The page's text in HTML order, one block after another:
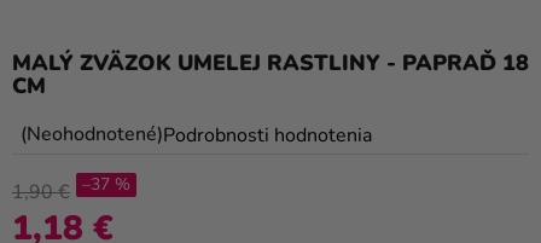
Pečenie
a merch
Sviatky
MALÝ ZVÄZOK UMELEJ RASTLINY - PAPRAĎ 18
CM
Priemerné
produktu
je
NeohodnotenéPodrobnosti hodnotenia
1,90 € –37 %
1,18 €